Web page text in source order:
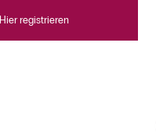
Hier registrieren